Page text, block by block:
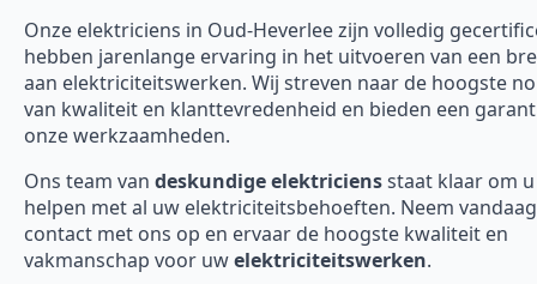
Onze elektriciens in Oud-Heverlee zijn volledig
hebben jarenlange ervaring in het uitvoeren van een
aan elektriciteitswerken. Wij streven naar de hoogste
van kwaliteit en klanttevredenheid en bieden een
onze werkzaamheden.
Ons team van deskundige elektriciensstaat klaar om
helpen met al uw elektriciteitsbehoeften. Neem
contact met ons op en ervaar de hoogste kwaliteit en
vakmanschap voor uwelektriciteitswerken.